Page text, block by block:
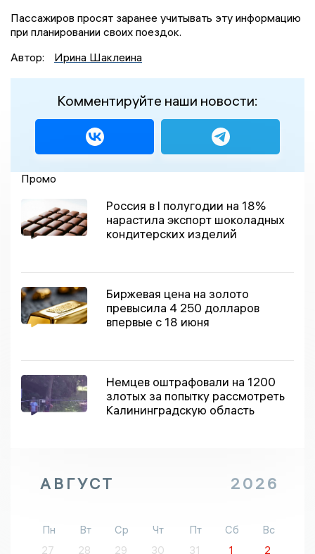
Пассажиров просят заранее учитывать эту информацию
при планировании своих поездок.
Автор:
Ирина Шаклеина
Комментируйте наши новости:
Промо
Россия в I полугодии на 18%
нарастила экспорт шоколадных
кондитерских изделий
Биржевая цена на золото
превысила 4 250 долларов
впервые с 18 июня
Немцев оштрафовали на 1200
злотых за попытку рассмотреть
Калининградскую область
АВГУСТ 2026
Пн Вт Ср Чт Пт Сб
Вс
27
28 29 30 31 1
2